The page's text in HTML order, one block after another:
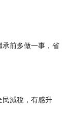
承前多做一事，省
民減稅，有感升